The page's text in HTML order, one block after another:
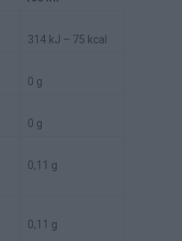
314 kJ – 75 kcal
0 g
0 g
0,11 g
0,11 g